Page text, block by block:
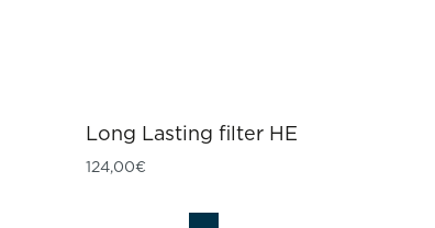
Long Lasting filter HE
124,00€